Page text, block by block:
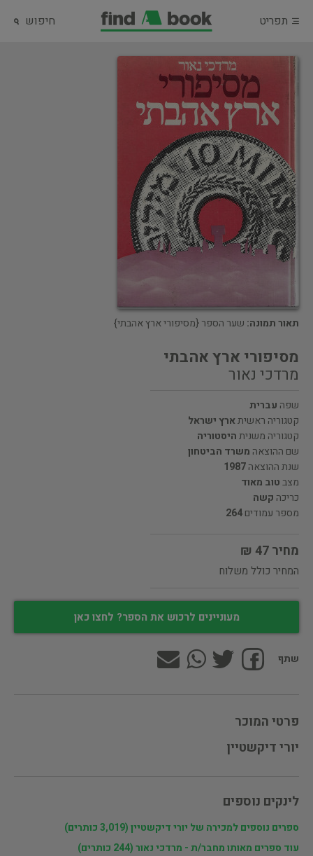
תפריט חיפוש
תאור תמונה: שער הספר {מסיפורי ארץ אהבתי}
מסיפורי ארץ אהבתי
מרדכי נאור
שפה עברית
קטגוריה ראשיתארץ ישראל
קטגוריה משניתהיסטוריה
שם ההוצאה משרד הביטחון
שנת ההוצאה1987
מצבטוב מאוד
כריכה קשה
מספר עמודים264
מחיר 47 ₪
המחיר כולל משלוח
מעוניינים לרכוש את הספר? לחצו כאן
שתף
פרטי המוכר
יורי דיקשטיין
לינקים נוספים
ספרים נוספים למכירה של יורי דיקשטיין (3,019 כותרים)
עוד ספרים מאותו מחבר/ת - מרדכי נאור (244 כותרים)